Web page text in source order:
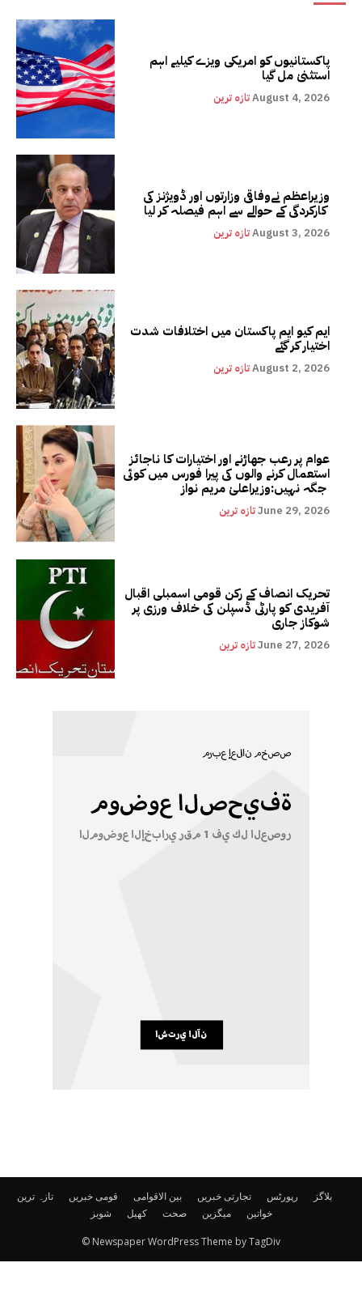
پاکستانیوں کو امریکی ویزے کیلیے اہم
استثنیٰ مل گیا
تازہ ترینAugust 4, 2026
وزیراعظم نےوفاقی وزارتوں اور ڈویژنز کی
کارکردگی کے حوالے سے اہم فیصلہ کر لیا
تازہ ترینAugust 3, 2026
ایم کیو ایم پاکستان میں اختلافات شدت
اختیار کر گئے
تازہ ترینAugust 2, 2026
عوام پر رعب جھاڑنے اور اختیارات کا ناجائز
استعمال کرنے والوں کی پیرا فورس میں کوئی
تازہ ترینJune 29, 2026
تحریک انصاف کے رکن قومی اسمبلی اقبال
آفریدی کو پارٹی ڈسپلن کی خلاف ورزی پر
شوکاز جاری
تازہ ترینJune 27, 2026
تازہ ترین قومی خبریں بین الاقوامی تجارتی خبریں رپورٹس
بلاگز
شوبز
کھیل صحت میگزین خواتین
© Newspaper WordPress Theme by TagDiv